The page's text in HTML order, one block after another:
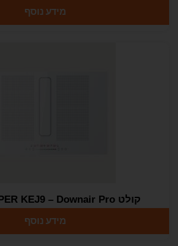
מידע נוסף
קולט KUPPER KEJ9 – Downair Pro שקוע
מידע נוסף